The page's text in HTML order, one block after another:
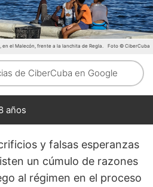
en el Malecón, frente a la lanchita de Regla. Foto © CiberCuba
de CiberCuba en Google
años
y falsas esperanzas
un cúmulo de razones
al régimen en el proceso